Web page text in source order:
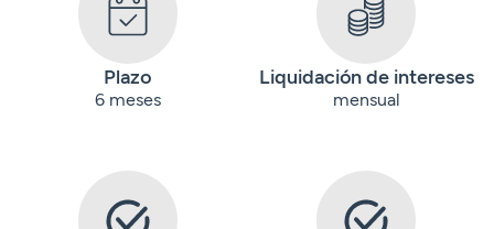
Plazo
6 meses
Liquidación de intereses
mensual